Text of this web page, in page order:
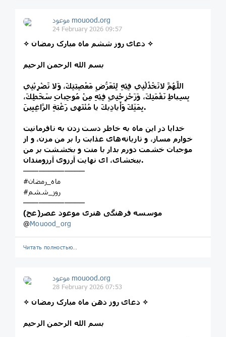
موعود mouood.org
24 February 2026 09:57
✧ دعای روز ششم ماه مبارک رمضان ✧
بسم الله الرحمن الرحیم
اللَّهُمَّ لاتَخْذُلْنِي فِيْهِ لِتَعَرُّضِ مَعْصِيَتِكَ، وَلا تَضْرِبْنِي
بِسِياطِ نَقْمَتِكَ، وَزَحْزِحْنِيِ فِيْهِ مِنْ مُوجِباتِ سَخَطِكَ،
بِمَنِّكَ وَأَيادِيكَ يا مُنْتَهى رَغْبَةِ الرَّاغِبِينَ.
خدایا در این ماه به خاطر دست زدن به نافرمانیت
خوارم مساز، و تازیانه‌های عذابت را بر من مزن، و از
موجبات خشمت دورم بدار با منت و بخششت بر من
ببخشای‌، ای نهایت آرزوی آرزومندان.
────────────
#ماه_رمضان
#روز_ششم
────────────
موسسه فرهنگی هنری موعود عصر(عج)
@Mouood_org
Читать полностью…
موعود mouood.org
28 February 2026 07:53
✧ دعای روز دهن ماه مبارک رمضان ✧
بسم الله الرحمن الرحیم